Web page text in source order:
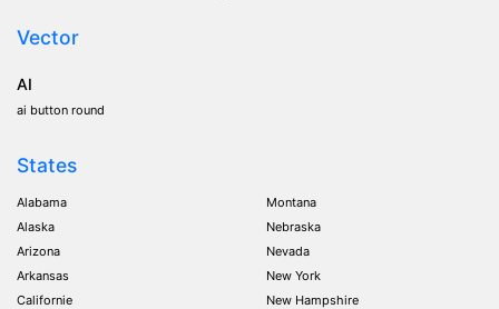
Vector
AI
ai button round
States
Alabama
Alaska
Arizona
Arkansas
Californie
Montana
Nebraska
Nevada
New York
New Hampshire